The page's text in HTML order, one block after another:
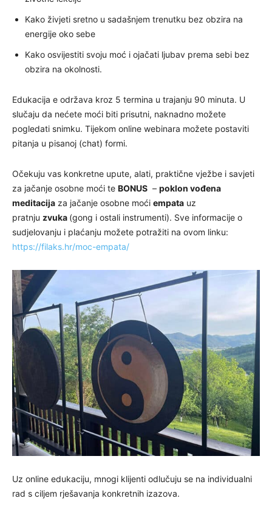
Kako živjeti sretno u sadašnjem trenutku bez obzira na
energije oko sebe
Kako osvijestiti svoju moć i ojačati ljubav prema sebi bez
obzira na okolnosti.
Edukacija e održava kroz 5 termina u trajanju 90 minuta. U
slučaju da nećete moći biti prisutni, naknadno možete
pogledati snimku. Tijekom online webinara možete postaviti
pitanja u pisanoj (chat) formi.
Očekuju vas konkretne upute, alati, praktične vježbe i savjeti
za jačanje osobne moći te BONUS – poklon vođena
meditacija za jačanje osobne moći empata uz
pratnju zvuka (gong i ostali instrumenti). Sve informacije o
sudjelovanju i plaćanju možete potražiti na ovom linku:
https://filaks.hr/moc-empata/
Uz online edukaciju, mnogi klijenti odlučuju se na individualni
rad s ciljem rješavanja konkretnih izazova.